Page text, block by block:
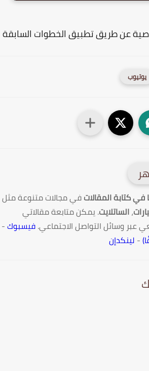
عن طريق تطبيق الخطوات السابقة
في مجالات متنوعة مثل
،الساتلايت. يمكن متابعة مقالاتي
عبر وسائل التواصل الاجتماعي.فيسبوك-
لينكدإن